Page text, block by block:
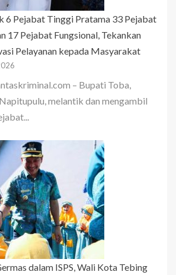
6 Pejabat Tinggi Pratama 33 Pejabat
17 Pejabat Fungsional, Tekankan
Pelayanan kepada Masyarakat
– Bupati Toba,
melantik dan mengambil
dalam ISPS, Wali Kota Tebing